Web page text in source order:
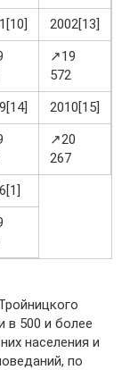
2002[13]
↗19
572
2010[15]
↗20
267
в 500 и более
населения и
по